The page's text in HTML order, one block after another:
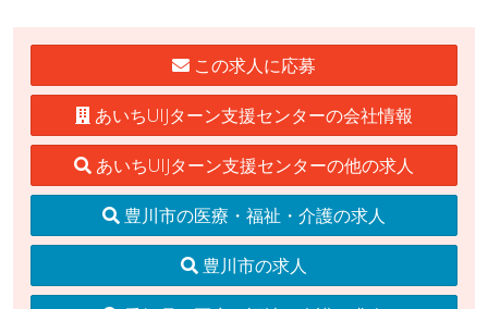
この求人に応募
あいちUIJターン支援センターの会社情報
あいちUIJターン支援センターの他の求人
豊川市の医療・福祉・介護の求人
豊川市の求人